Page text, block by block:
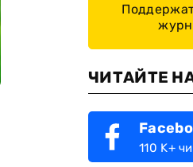
ЧИТАЙТЕ
110 K+